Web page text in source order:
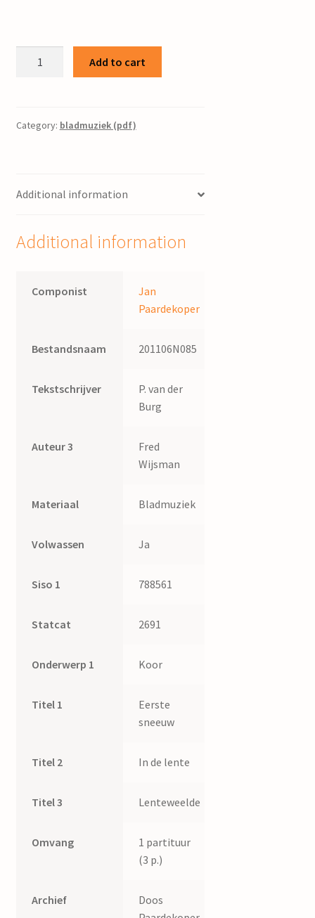
koor
quantity
Add to cart
Category: bladmuziek (pdf)
Additional information
Additional information
Componist
Jan
Paardekoper
Bestandsnaam 201106N085
Tekstschrijver
P. van der
Burg
Auteur 3
Fred
Wijsman
Materiaal Bladmuziek
Volwassen Ja
Siso 1 788561
Statcat 2691
Onderwerp 1 Koor
Titel 1
Eerste
sneeuw
Titel 2 In de lente
Titel 3 Lenteweelde
Omvang
1 partituur
(3 p.)
Archief
Doos